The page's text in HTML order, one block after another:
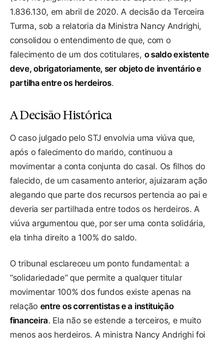
1.836.130, em abril de 2020. A decisão da Terceira
Turma, sob a relatoria da Ministra Nancy Andrighi,
consolidou o entendimento de que, com o
falecimento de um dos cotitulares, o saldo existente
deve, obrigatoriamente, ser objeto de inventário e
partilha entre os herdeiros.
A Decisão Histórica
O caso julgado pelo STJ envolvia uma viúva que,
após o falecimento do marido, continuou a
movimentar a conta conjunta do casal. Os filhos do
falecido, de um casamento anterior, ajuizaram ação
alegando que parte dos recursos pertencia ao pai e
deveria ser partilhada entre todos os herdeiros. A
viúva argumentou que, por ser uma conta solidária,
ela tinha direito a 100% do saldo.
O tribunal esclareceu um ponto fundamental: a
“solidariedade” que permite a qualquer titular
movimentar 100% dos fundos existe apenas na
relação entre os correntistas e a instituição
financeira. Ela não se estende a terceiros, e muito
menos aos herdeiros. A ministra Nancy Andrighi foi